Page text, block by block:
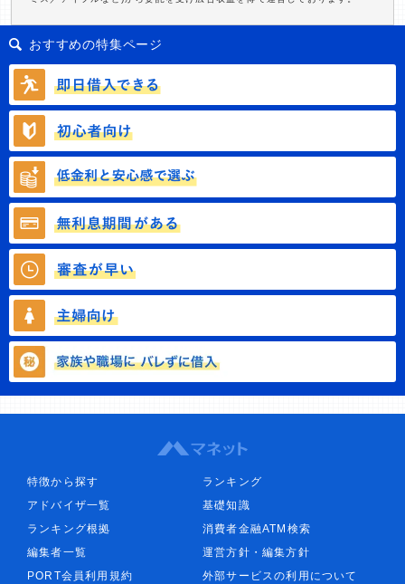
おすすめの特集ページ
特徴から探す
ランキング
アドバイザ一覧
基礎知識
ランキング根拠
消費者金融ATM検索
編集者一覧
運営方針・編集方針
PORT会員利用規約
外部サービスの利用について